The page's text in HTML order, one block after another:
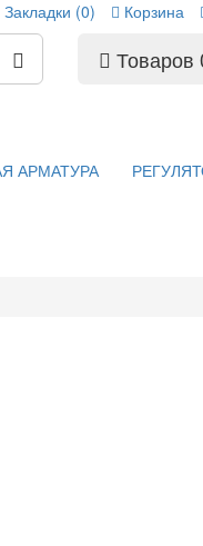
Закладки (0) Корзина
Товаров
АРМАТУРА